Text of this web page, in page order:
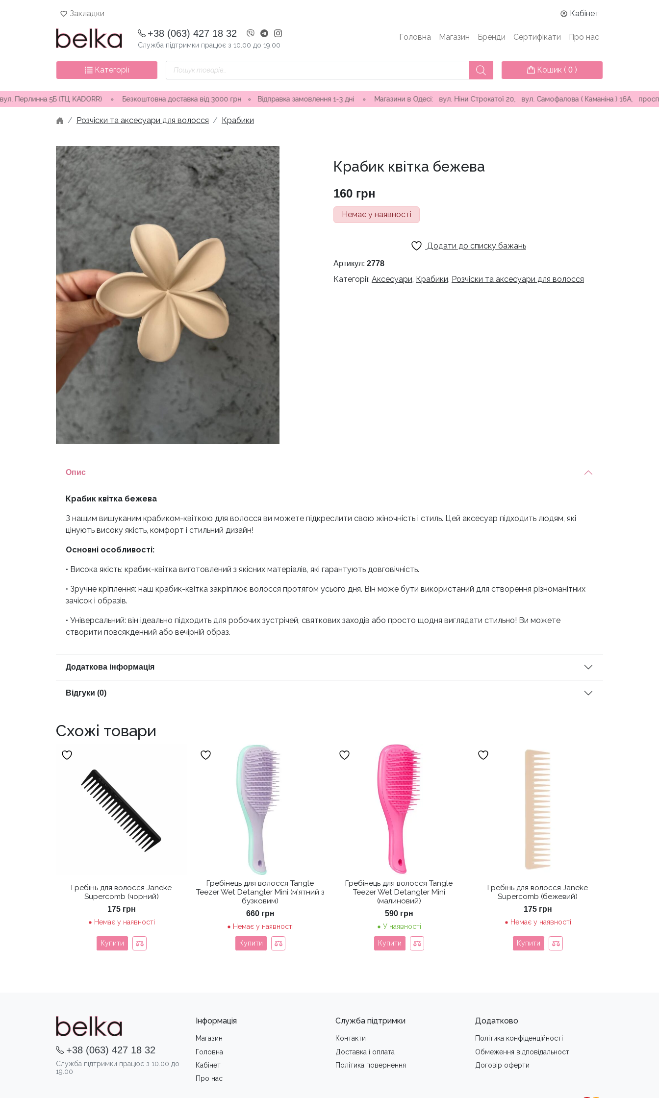
Закладки Кабінет
+38 (063) 427 18 32
Служба підтримки працює з 10.00 до 19.00
Головна Магазин Бренди Сертифікати Про нас
Категорії
Пошук
товарів
Кошик ( 0 )
5Б (ТЦ KADORR) ∘ Безкоштовна доставка від 3000 грн ∘Відправка замовлення 1-3 дні ∘ Магазини в Одесі: вул. Ніни Строкатої 20, вул. Самофалова ( Каманіна ) 16А, проспект
Розчіски та аксесуари для волосся Крабики
Крабик квітка бежева
160 грн
Немає у наявності
Додати до списку бажань
Артикул: 2778
Категорії: Аксесуари, Крабики, Розчіски та аксесуари для волосся
Опис
Крабик квітка бежева
З нашим вишуканим крабиком-квіткою для волосся ви можете підкреслити свою жіночність і стиль. Цей аксесуар підходить людям, які
цінують високу якість, комфорт і стильний дизайн!
Оснoвні особливості:
• Висока якість: крабик-квітка виготовлений з якісних матеріалів, які гарантують довговічність.
• Зручне кріплення: наш крабик-квітка закріплює волосся протягом усього дня. Він може бути використаний для створення різноманітних
зачісок і образів.
• Універсальний: він ідеально підходить для робочих зустрічей, святкових заходів або просто щодня виглядати стильно! Ви можете
створити повсякденний або вечірній образ.
Додаткова інформація
Відгуки (0)
Схожі товари
Гребінь для волосся Janeke
Supercomb (чорний)
175 грн
Немає у наявності
Купити
Гребінець для волосся Tangle
Teezer Wet Detangler Mini (м’ятний з
бузковим)
660 грн
Немає у наявності
Купити
Гребінець для волосся Tangle
Teezer Wet Detangler Mini
(малиновий)
590 грн
У наявності
Купити
Гребінь для волосся Janeke
Supercomb (бежевий)
175 грн
Немає у наявності
Купити
+38 (063) 427 18 32
Служба підтримки працює з 10.00 до
19.00
Служба підтримки
Контакти
Доставка i оплата
Політика повернення
Інформація
Магазин
Головна
Кабінет
Про нас
Додатково
Політика конфіденційності
Обмеження вiдповiдальностi
Договір оферти